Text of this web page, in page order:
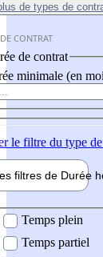
de types de
CONTRAT
de contrat
minimale (en
le filtre du type
filtres de Durée
Temps plein
Temps partiel